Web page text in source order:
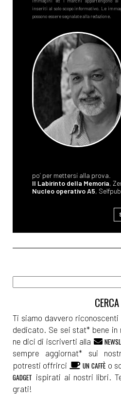
po’ per mettersi alla prova.
Il Labirinto della Memoria,
Nucleo operativo A5,
Ti siamo davvero
dedicato. Se sei stat* bene in
ne dici di iscriverti alla
sempre aggiornat* sui
potresti offrirci
UN CAFFÈ o
GADGET ispirati ai nostri libri.
grati!